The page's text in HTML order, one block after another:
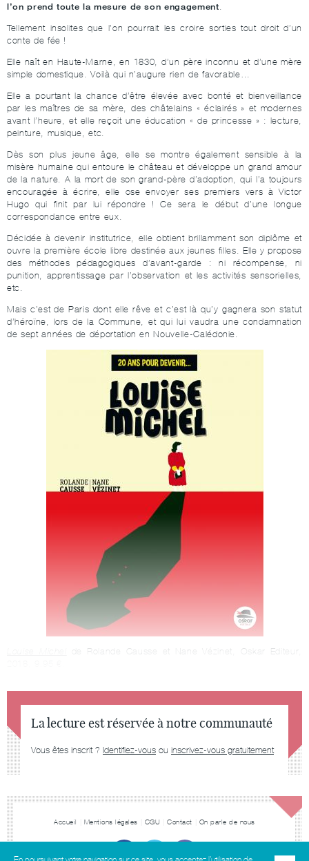
l’on prend toute la mesure de son engagement.
Tellement insolites que l’on pourrait les croire sorties tout droit d’un
conte de fée !
Elle naît en Haute-Marne, en 1830, d’un père inconnu et d’une mère
simple domestique. Voilà qui n’augure rien de favorable…
Elle a pourtant la chance d’être élevée avec bonté et bienveillance
par les maîtres de sa mère, des châtelains « éclairés » et modernes
avant l’heure, et elle reçoit une éducation « de princesse » : lecture,
peinture, musique, etc.
Dès son plus jeune âge, elle se montre également sensible à la
misère humaine qui entoure le château et développe un grand amour
de la nature. A la mort de son grand-père d’adoption, qui l’a toujours
encouragée à écrire, elle ose envoyer ses premiers vers à Victor
Hugo qui finit par lui répondre ! Ce sera le début d’une longue
correspondance entre eux.
Décidée à devenir institutrice, elle obtient brillamment son diplôme et
ouvre la première école libre destinée aux jeunes filles. Elle y propose
des méthodes pédagogiques d’avant-garde : ni récompense, ni
punition, apprentissage par l’observation et les activités sensorielles,
etc.
Mais c’est de Paris dont elle rêve et c’est là qu’y gagnera son statut
d’héroïne, lors de la Commune, et qui lui vaudra une condamnation
de sept années de déportation en Nouvelle-Calédonie.
de Rolande Causse et Nane Vézinet, Oskar Editeur,
La lecture est réservée à notre communauté
Vous êtes inscrit ? Identifiez-vous ou inscrivez-vous gratuitement
Accueil Mentions légales CGU Contact On parle de nous